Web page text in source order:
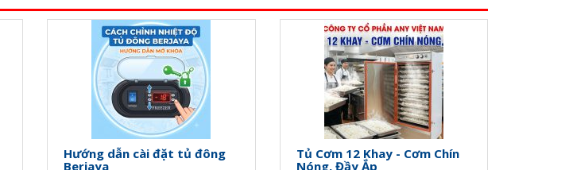
Hướng dẫn cài đặt tủ đông
Berjaya
Tủ Cơm 12 Khay - Cơm Chín
Nóng, Đầy Ắp